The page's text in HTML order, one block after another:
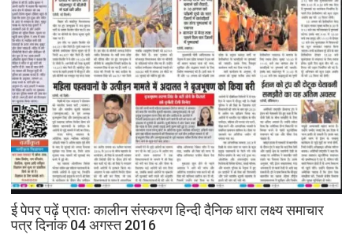
ई पेपर पढ़ें प्रातः कालीन संस्करण हिन्दी दैनिक धारा लक्ष्य समाचार
पत्र दिनांक 04 अगस्त 2016